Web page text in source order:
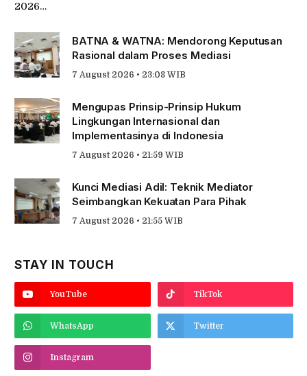
2026…
BATNA & WATNA: Mendorong Keputusan
Rasional dalam Proses Mediasi
7 August 2026 • 23:08 WIB
Mengupas Prinsip-Prinsip Hukum
Lingkungan Internasional dan
Implementasinya di Indonesia
7 August 2026 • 21:59 WIB
Kunci Mediasi Adil: Teknik Mediator
Seimbangkan Kekuatan Para Pihak
7 August 2026 • 21:55 WIB
STAY IN TOUCH
YouTube TikTok
WhatsApp Twitter
Instagram